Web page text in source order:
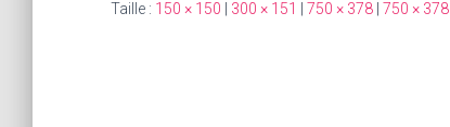
Taille : 150 × 150 300 × 151 750 × 378 750 × 378